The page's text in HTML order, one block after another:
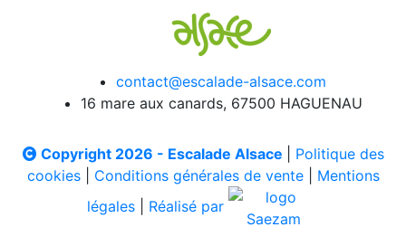
contact@escalade-alsace.com
16 mare aux canards, 67500 HAGUENAU
Copyright 2026 - Escalade Alsace
Politique des
cookies| Conditions générales de vente| Mentions
légales
Réalisé par